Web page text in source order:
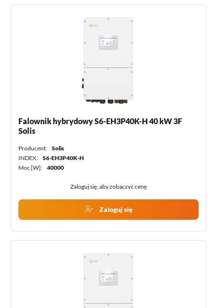
Falownik hybrydowy S6-EH3P40K-H 40 kW 3F
Solis
Producent:
Solis
INDEX:
S6-EH3P40K-H
Moc [W]:
40000
Zaloguj się, aby zobaczyć cenę
Zaloguj się